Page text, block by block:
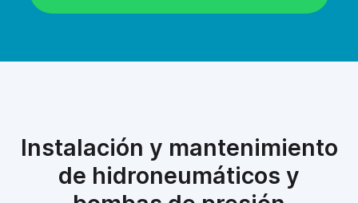
Instalación y mantenimiento
de hidroneumáticos y